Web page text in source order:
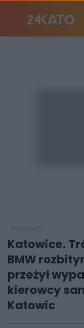
Katowice.
BMW
przeżył
kierowcy
Katowic